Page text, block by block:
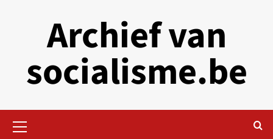
Archief van
socialisme.be
Menu